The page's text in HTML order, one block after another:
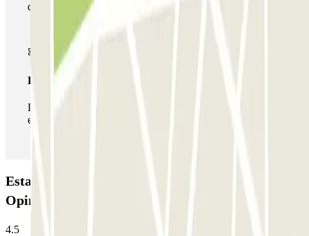
de estacionamento deste operador disponível em Parclick.
Passe ilimitado
Durante a sua estadia, pode entrar e sair do parque de
estacionamento as vezes que quiser.
Estacionamento SABA Plaça Catalunya Figueres:
Opiniões
4.5